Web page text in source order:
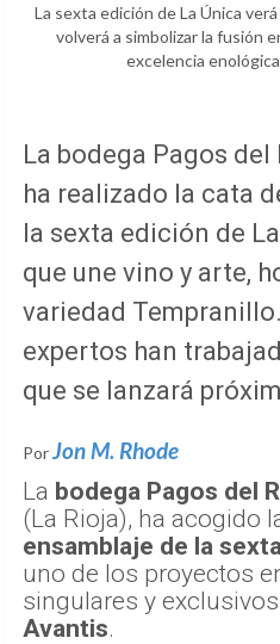
La sexta edición de La Única
volverá a simbolizar la fusión
excelencia
La bodega Pagos del
ha realizado la cata
la sexta edición de
que une vino y arte,
variedad
expertos han
que se lanzará
PorJon M. Rhode
La bodega Pagos del
(La Rioja), ha acogido
ensamblaje de la
uno de los proyectos
singulares y
Avantis.